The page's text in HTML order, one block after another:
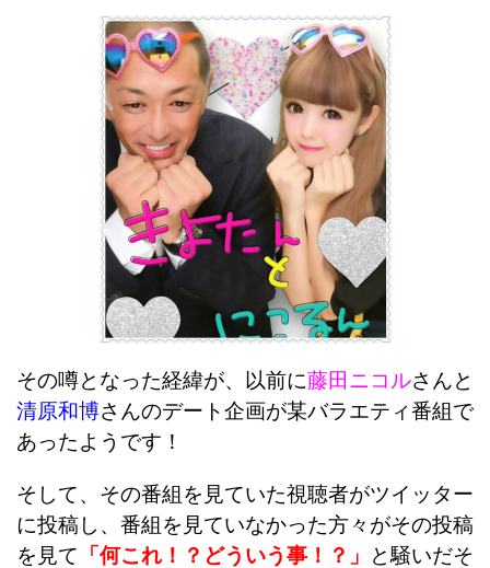
その噂となった経緯が、以前に藤田ニコルさんと
清原和博さんのデート企画が某バラエティ番組で
あったようです！
そして、 その番組を見ていた視聴者がツイッター
に投稿し、番組を見ていなかった方々がその投稿
を見て 「何これ！？どういう事！？」
と騒いだそ